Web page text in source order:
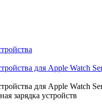
для Apple Watch
для Apple Watch
зарядка устройств